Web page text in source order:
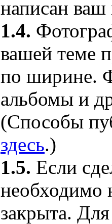
написан
1.4.
вашей теме
по ширине.
альбомы и
(Способы
здесь.)
1.5. Если
необходимо
закрыта.